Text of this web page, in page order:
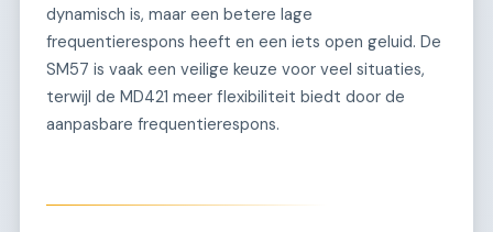
dynamisch is, maar een betere lage
frequentierespons heeft en een iets open geluid. De
SM57 is vaak een veilige keuze voor veel situaties,
terwijl de MD421 meer flexibiliteit biedt door de
aanpasbare frequentierespons.